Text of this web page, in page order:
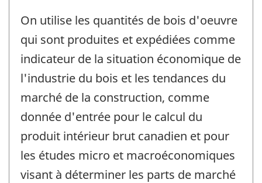
On utilise les quantités de bois d'oeuvre
qui sont produites et expédiées comme
indicateur de la situation économique de
l'industrie du bois et les tendances du
marché de la construction, comme
donnée d'entrée pour le calcul du
produit intérieur brut canadien et pour
les études micro et macroéconomiques
visant à déterminer les parts de marché